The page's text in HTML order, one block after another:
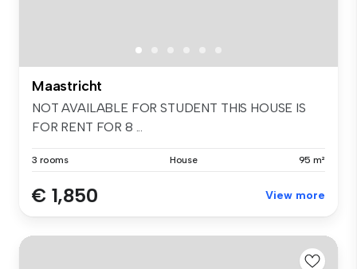
Maastricht
NOT AVAILABLE FOR STUDENT THIS HOUSE IS
FOR RENT FOR 8 ...
3 rooms House 95 m²
€ 1,850 View more